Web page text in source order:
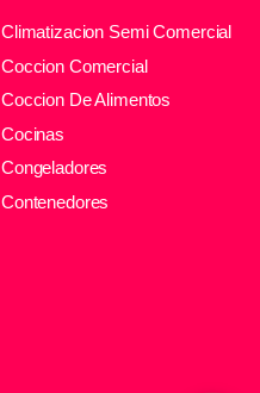
Climatizacion Semi Comercial
Coccion Comercial
Coccion De Alimentos
Cocinas
Congeladores
Contenedores